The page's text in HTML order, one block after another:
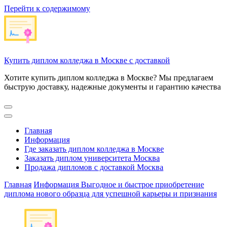
Перейти к содержимому
Купить диплом колледжа в Москве с доставкой
Хотите купить диплом колледжа в Москве? Мы предлагаем
быструю доставку, надежные документы и гарантию качества
Главная
Информация
Где заказать диплом колледжа в Москве
Заказать диплом университета Москва
Продажа дипломов с доставкой Москва
Главная Информация Выгодное и быстрое приобретение
диплома нового образца для успешной карьеры и признания